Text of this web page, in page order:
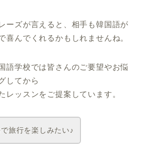
ーズが言えると、相手も韓国語が
喜んでくれるかもしれませんね。
語学校では皆さんのご要望やお悩
してから
レッスンをご提案しています。
旅行を楽しみたい♪